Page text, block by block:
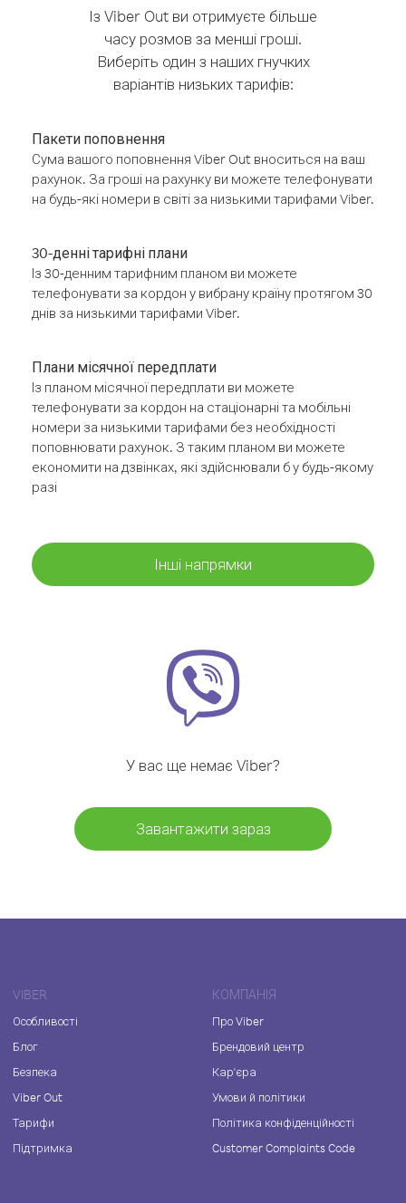
Із Viber Out ви отримуєте більше
часу розмов за менші гроші.
Виберіть один з наших гнучких
варіантів низьких тарифів:
Пакети поповнення
Сума вашого поповнення Viber Out вноситься на ваш
рахунок. За гроші на рахунку ви можете телефонувати
на будь-які номери в світі за низькими тарифами Viber.
30-денні тарифні плани
Із 30-денним тарифним планом ви можете
телефонувати за кордон у вибрану країну протягом 30
днів за низькими тарифами Viber.
Плани місячної передплати
Із планом місячної передплати ви можете
телефонувати за кордон на стаціонарні та мобільні
номери за низькими тарифами без необхідності
поповнювати рахунок. З таким планом ви можете
економити на дзвінках, які здійснювали б у будь-якому
разі
Інші напрямки
У вас ще немає Viber?
Завантажити зараз
VIBER
Особливості
Блог
Безпека
Viber Out
Тарифи
Підтримка
КОМПАНІЯ
Про Viber
Брендовий центр
Кар'єра
Умови й політики
Політика конфіденційності
Customer Complaints Code